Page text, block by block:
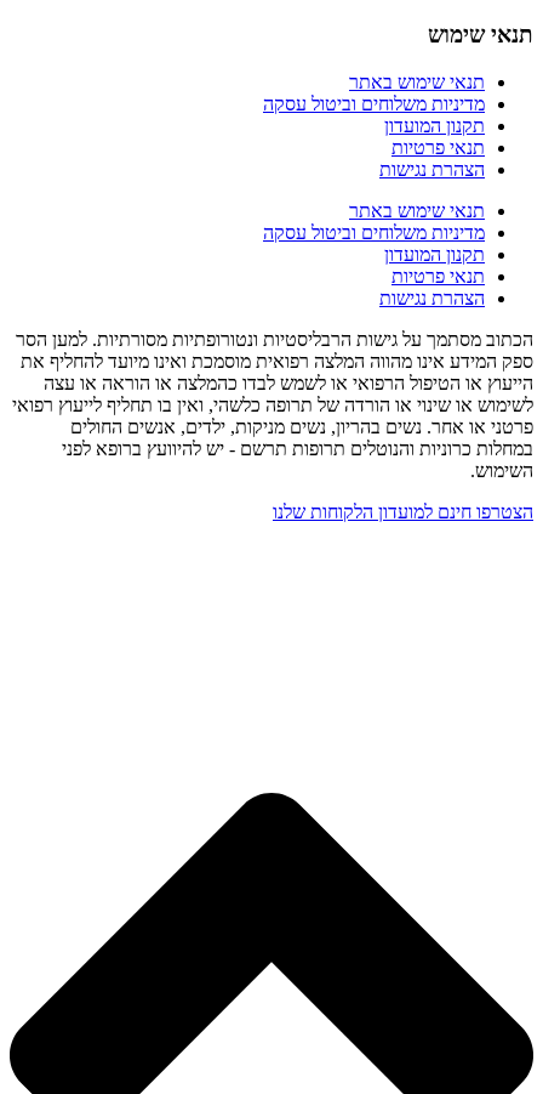
תנאי שימוש
תנאי שימוש באתר
מדיניות משלוחים וביטול עסקה
תקנון המועדון
תנאי פרטיות
הצהרת נגישות
תנאי שימוש באתר
מדיניות משלוחים וביטול עסקה
תקנון המועדון
תנאי פרטיות
הצהרת נגישות
הכתוב מסתמך על גישות הרבליסטיות ונטורופתיות מסורתיות. למען הסר
ספק המידע אינו מהווה המלצה רפואית מוסמכת ואינו מיועד להחליף את
הייעוץ או הטיפול הרפואי או לשמש לבדו כהמלצה או הוראה או עצה
לשימוש או שינוי או הורדה של תרופה כלשהי, ואין בו תחליף לייעוץ רפואי
פרטני או אחר. נשים בהריון, נשים מניקות, ילדים, אנשים החולים
במחלות כרוניות והנוטלים תרופות תרשם - יש להיוועץ ברופא לפני
השימוש.
הצטרפו חינם למועדון הלקוחות שלנו